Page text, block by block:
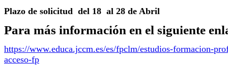
Plazo de solicitud del 18 al 28 de Abril
Para más información en el siguiente
https://www.educa.jccm.es/es/fpclm/estudios-formacion-
acceso-fp